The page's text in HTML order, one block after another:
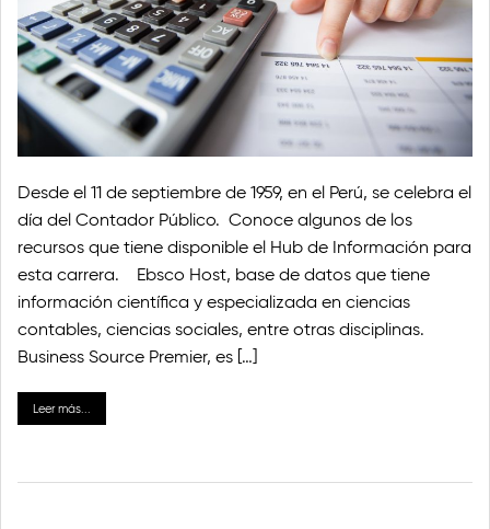
Desde el 11 de septiembre de 1959, en el Perú, se celebra el
día del Contador Público. Conoce algunos de los
recursos que tiene disponible el Hub de Información para
esta carrera. Ebsco Host, base de datos que tiene
información científica y especializada en ciencias
contables, ciencias sociales, entre otras disciplinas.
Business Source Premier, es […]
Leer más...